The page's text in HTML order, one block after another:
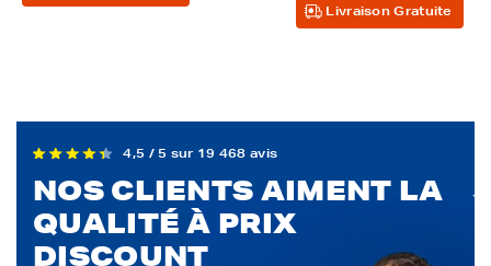
Livraison Gratuite
4,5 / 5 sur 19 468 avis
NOS CLIENTS AIMENT LA
QUALITÉ À PRIX
DISCOUNT